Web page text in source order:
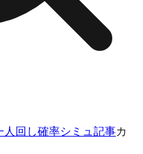
人回し確率シミュ 記事カ